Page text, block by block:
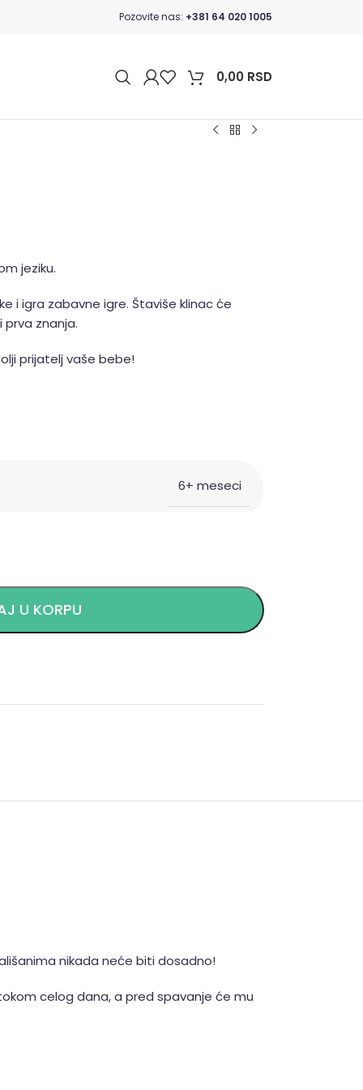
Pozovite nas: +381 64 020 1005
0,00 RSD
jeziku.
i igra zabavne igre. Štaviše klinac će
znanja.
prijatelj vaše bebe!
6+ meseci
U KORPU
nikada neće biti dosadno!
celog dana, a pred spavanje će mu